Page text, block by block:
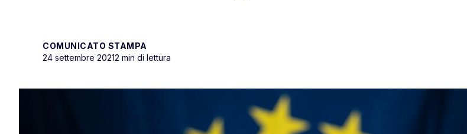
COMUNICATO STAMPA
24 settembre 20212 min di lettura